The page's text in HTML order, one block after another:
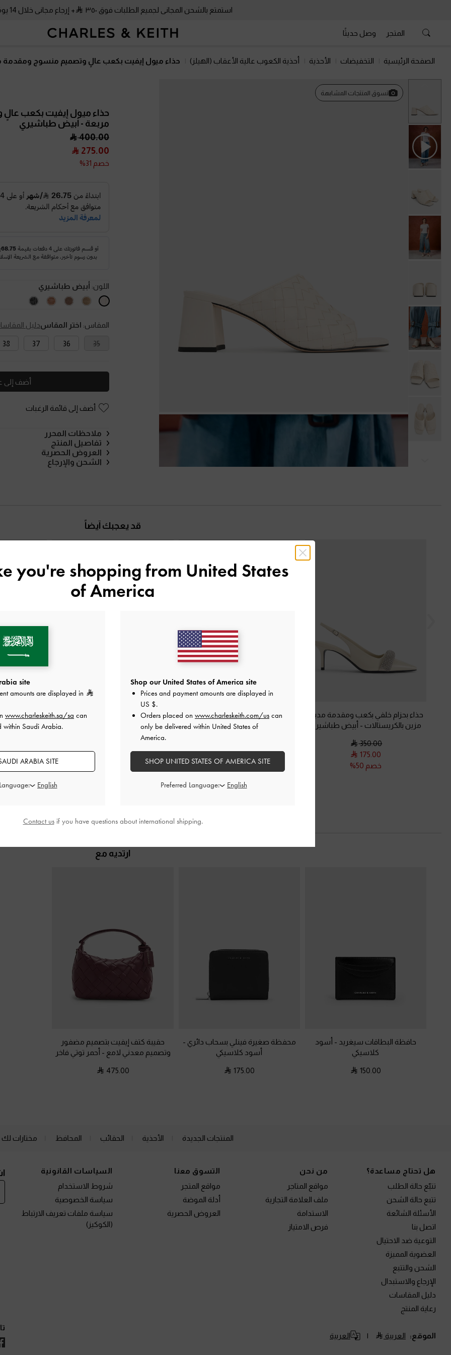
استمتع بالشحن المجاني لجميع الطلبات فوق ٣٥٠ + إرجاع مجاني خلال 14 يومًا!
المتجر وصل حديثًا
الصفحة الرئيسية التخفيضات الأحذية أحذية الكعوب عالية الأعقاب (الهيلز) حذاء ميول إيفيت بكعب عالٍ وتصميم منسوج ومقدمة
تسوق المنتجات المشابهة
حذاء ميول إيفيت بكعب
مربعة - أبيض طباشيري
400.00
275.00
خصم 31%
اللون: أبيض طباشيري
المقاس: اختر المقاسدليل
35
36
37
38
أضف إلى
أضف إلى قائمة الرغبات
ملاحظات المحرر
تفاصيل المنتج
العروض الحصرية
الشحن والإرجاع
قد يعجبك آيضاً
حذاء بحزام خلفي بكعب ومقدمة مدببة
مزين بالكريستالات - أبيض طباشيري
350.00
175.00
خصم 50%
حذاء ميول أبيض بمقدمة مدببة وكعب
منحوت بتأثير مجعد- أبيض
خصم 50%
حذاء كعب قصير بفيونكة أمامية بلمعة -
حذاء كعب
مدببة
ارتديه مع
حافظة البطاقات سيغريد - أسود
كلاسيكي
150.00
محفظة صغيرة فينلي بسحاب دائري -
أسود كلاسيكي
175.00
حقيبة كتف إيفيت بتصميم مضفور
وتصميم معدني لامع - أحمر توتي فاخر
475.00
المنتجات الجديدة الأحذية الحقائب المحافظ مختارات لك
هل تحتاج مساعدة؟
تتبّع حالة الطلب
تتبع حالة الشحن
الأسئلة الشائعة
اتصل بنا
التوعية ضد الاحتيال
العضوية المميزة
الشحن والتتبع
الإرجاع والاستبدال
دليل المقاسات
رعاية المنتج
من نحن
مواقع المتاجر
ملف العلامة التجارية
الاستدامة
فرص الامتياز
التسوق معنا
مواقع المتجر
أدلة الموضة
العروض الحصرية
السياسات القانونية
شروط الاستخدام
سياسة الخصوصية
سياسة ملفات تعريف الارتباط
(الكوكيز)
الموقع: العربية العربية
you're shopping from United States
of America
site
amounts are displayed in
www.charleskeith.sa/sa can
within Saudi Arabia.
ARABIA SITE
Shop our United States of America site
Prices and payment amounts are displayed in
US $.
Orders placed on www.charleskeith.com/us can
only be delivered within United States of
America.
SHOP UNITED STATES OF AMERICA SITE
Preferred Language:
Contact usif you have questions about international shipping.